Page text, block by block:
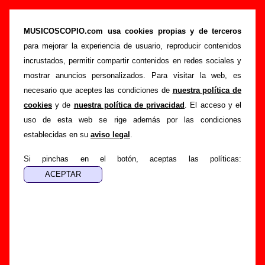
MUSICOSCOPIO.com usa cookies propias y de terceros
para mejorar la experiencia de usuario, reproducir contenidos
incrustados, permitir compartir contenidos en redes sociales y
mostrar anuncios personalizados. Para visitar la web, es
necesario que aceptes las condiciones de nuestra política de
cookies y de nuestra política de privacidad . El acceso y el
uso de esta web se rige además por las condiciones
establecidas en su aviso legal .
Si pinchas en el botón, aceptas las políticas:
Joe Crepúsculo - Añadir o corregir
información
Portada >Joe Crepúsculo >Añadir
Si tienes información adicional, puedes enviar nueva
información o corregir la existente mediante el siguiente
formulario o escribiendo un e-mail a
guialven@musicoscopio.com
.
Gracias por tu
colaboración.
Nombre